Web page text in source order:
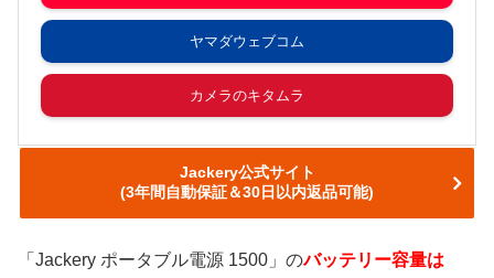
ヤマダウェブコム
カメラのキタムラ
Jackery公式サイト
(3年間自動保証＆30日以内返品可能)
「Jackery ポータブル電源 1500」のバッテリー容量は